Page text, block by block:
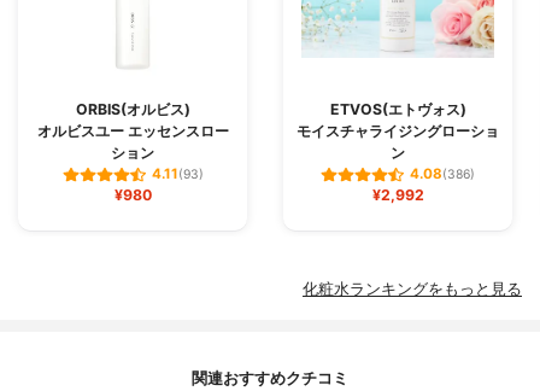
ORBIS(オルビス)
オルビスユー エッセンスロー
ション
4.11(93)
¥980
ETVOS(エトヴォス)
モイスチャライジングローショ
ン
4.08(386)
¥2,992
化粧水ランキングをもっと見る
関連おすすめクチコミ